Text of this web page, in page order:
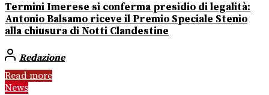
Termini Imerese si conferma presidio di legalità:
Antonio Balsamo riceve il Premio Speciale Stenio
alla chiusura di Notti Clandestine
Redazione
Read more
News